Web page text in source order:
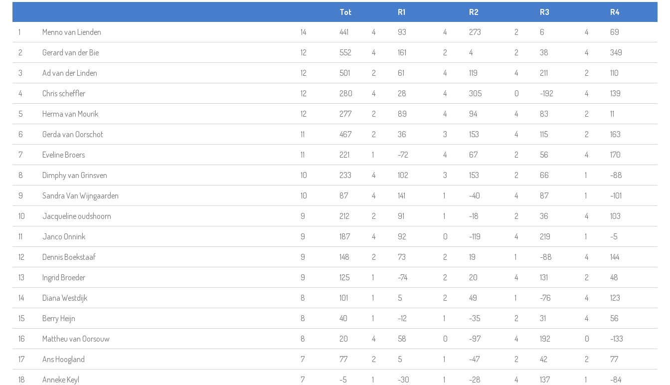
Tot R1 R2 R3
R4
1
Menno van Lienden 14 441 4 93 4 273 2 6 4 69
2 Gerard van der Bie 12 552 4 161 2 4 2 38 4 349
3 Ad van der Linden 12 501 2 61 4 119 4 211 2 110
4 Chris scheffler 12 280 4 28 4 305 0 -192 4 139
5 Herma van Mourik 12 277 2 89 4 94 4 83 2 11
6 Gerda van Oorschot 11 467 2 36 3 153 4 115 2 163
7 Eveline Broers 11 221 1 -72 4 67 2 56 4 170
8 Dimphy van Grinsven 10 233 4 102 3 153 2 66 1 -88
9 Sandra Van Wijngaarden 10 87 4 141 1 -40 4 87 1 -101
10 Jacqueline oudshoorn 9 212 2 91 1 -18 2 36 4 103
11 Janco Onnink 9 187 4 92 0 -119 4 219 1 -5
12 Dennis Boekstaaf 9 148 2 73 2 19 1 -88 4 144
13 Ingrid Broeder 9 125 1 -74 2 20 4 131 2 48
14 Diana Westdijk 8 101 1 5 2 49 1 -76 4 123
15 Berry Heijn 8 40 1 -12 1 -35 2 31 4 56
16 Mattheu van Oorsouw 8 20 4 58 0 -97 4 192 0 -133
17 Ans Hoogland 7 77 2 5 1 -47 2 42 2 77
18 Anneke Keyl 7 -5 1 -30 1 -28 4 137 1 -84